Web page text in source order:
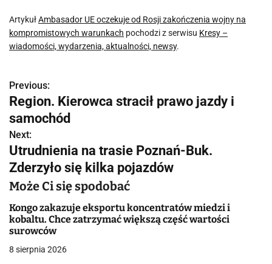
ArtykułAmbasador UE oczekuje od Rosji zakończenia wojny na
kompromistowych warunkach pochodzi z serwisu Kresy –
wiadomości, wydarzenia, aktualności, newsy.
N
a
w
i
g
a
c
j
Previous:
Region. Kierowca stracił prawo jazdy i
samochód
Next:
Utrudnienia na trasie Poznań-Buk.
Zderzyło się kilka pojazdów
Może Ci się spodobać
Kongo zakazuje eksportu koncentratów miedzi i
kobaltu. Chce zatrzymać większą część wartości
surowców
8 sierpnia 2026